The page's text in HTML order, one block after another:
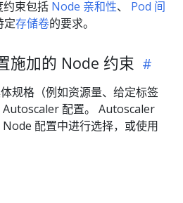
约束包括 Node 亲和性、 Pod 间
定存储卷的要求。
施加的 Node 约束
规格（例如资源量、给定标签
Autoscaler 配置。 Autoscaler
配置中进行选择，或使用